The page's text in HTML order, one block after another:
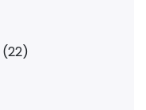
(22)